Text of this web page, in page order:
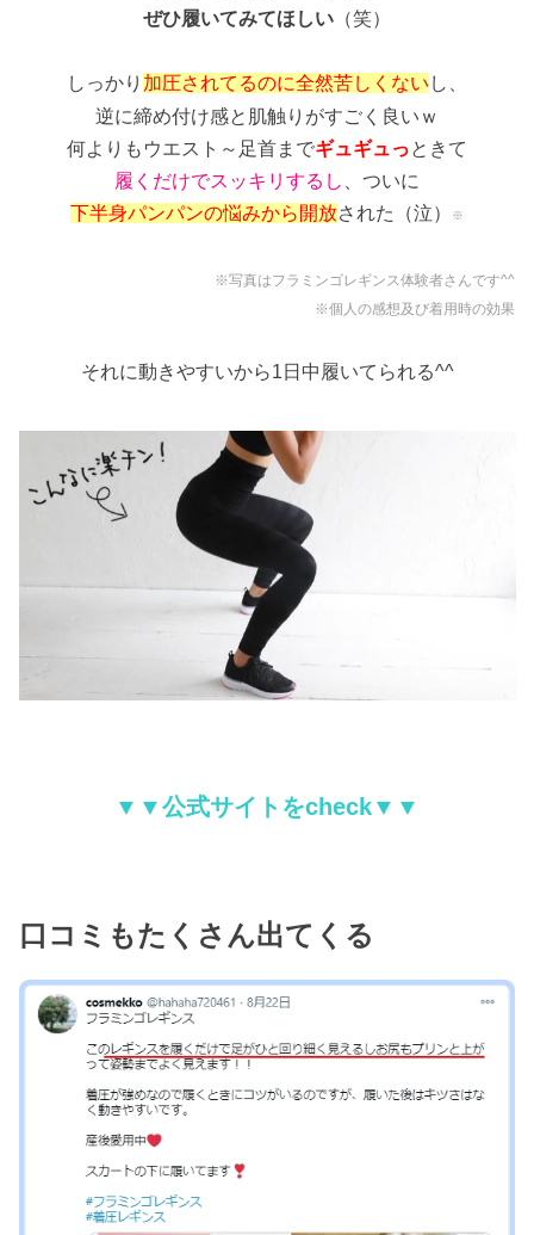
ぜひ履いてみてほしい （笑）
しっかり 加圧されてるのに全然苦しくない し、
逆に締め付け感と肌触りがすごく良いｗ
何よりもウエスト～足首までギュギュっときて
履くだけでスッキリするし
、ついに
下半身パンパンの悩みから開放された（泣） ※
※写真はフラミンゴレギンス体験者さんです^^
※個人の感想及び着用時の効果
それに動きやすいから1日中履いてられる^^
▼▼公式サイトをcheck▼▼
口コミもたくさん出てくる